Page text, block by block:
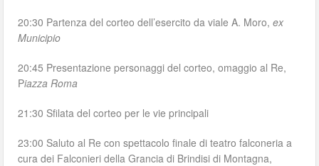
20:30 Partenza del corteo dell’esercito da viale A. Moro,ex
Municipio
20:45 Presentazione personaggi del corteo, omaggio al Re,
Piazza Roma
21:30 Sfilata del corteo per le vie principali
23:00 Saluto al Re con spettacolo finale di teatro falconeria a
cura dei Falconieri della Grancia di Brindisi di Montagna,